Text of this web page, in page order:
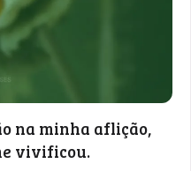
na minha aflição,
vivificou.